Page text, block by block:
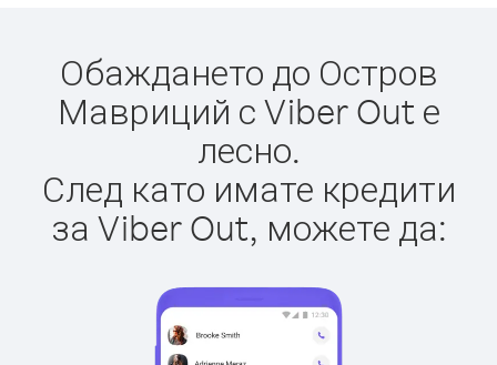
Обаждането до Остров
Мавриций с Viber Out е
лесно.
След като имате кредити
за Viber Out, можете да: